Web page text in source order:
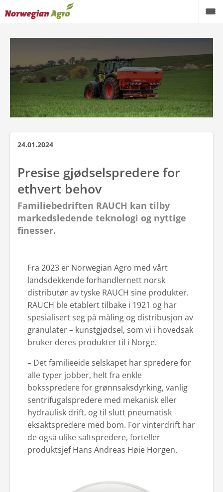
24.01.2024
Presise gjødselspredere for
ethvert behov
Familiebedriften RAUCH kan tilby
markedsledende teknologi og nyttige
finesser.
Fra 2023 er Norwegian Agro med vårt
landsdekkende forhandlernett norsk
distributør av tyske RAUCH sine produkter.
RAUCH ble etablert tilbake i 1921 og har
spesialisert seg på måling og distribusjon av
granulater – kunstgjødsel, som vi i hovedsak
bruker deres produkter til i Norge.
– Det familieeide selskapet har spredere for
alle typer jobber, helt fra enkle
boksspredere for grønnsaksdyrking, vanlig
sentrifugalspredere med mekanisk eller
hydraulisk drift, og til slutt pneumatisk
eksaktspredere med bom. For vinterdrift har
de også ulike saltspredere, forteller
produktsjef Hans Andreas Høie Horgen.